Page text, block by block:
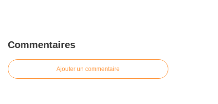
Commentaires
Ajouter un commentaire